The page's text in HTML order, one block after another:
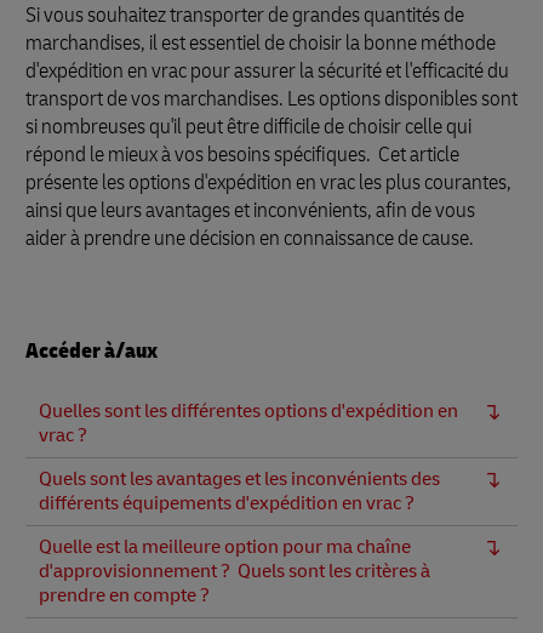
Si vous souhaitez transporter de grandes quantités de
marchandises, il est essentiel de choisir la bonne méthode
d'expédition en vrac pour assurer la sécurité et l'efficacité du
transport de vos marchandises. Les options disponibles sont
si nombreuses qu'il peut être difficile de choisir celle qui
répond le mieux à vos besoins spécifiques. Cet article
présente les options d'expédition en vrac les plus courantes,
ainsi que leurs avantages et inconvénients, afin de vous
aider à prendre une décision en connaissance de cause.
Accéder à/aux
Quelles sont les différentes options d'expédition en
vrac ?
Quels sont les avantages et les inconvénients des
différents équipements d'expédition en vrac ?
Quelle est la meilleure option pour ma chaîne
d'approvisionnement ? Quels sont les critères à
prendre en compte ?